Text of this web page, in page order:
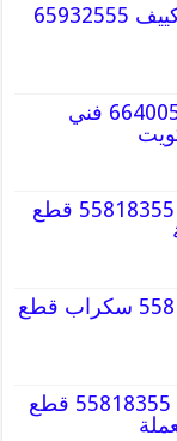
قص خرسانه وفتح كور تكييف 65932555
تظليل سيارة الكويت 66400552 فني
قطع غيار سيارات كورية 55818355 قطع
قطع غيار كاديلاك 55818355 سكراب قطع
قطع غيار سيارات المانية 55818355 قطع